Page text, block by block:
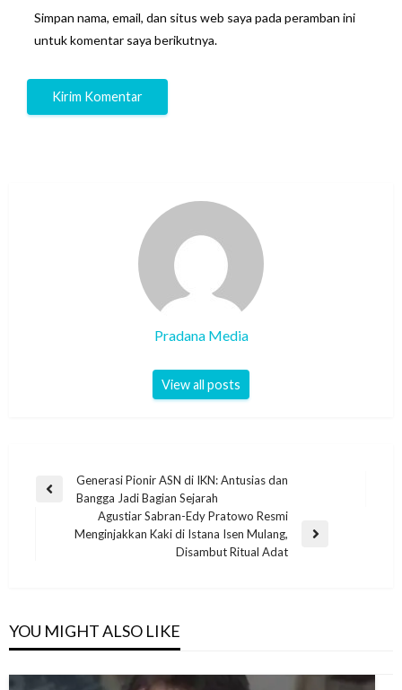
Simpan nama, email, dan situs web saya pada peramban ini
untuk komentar saya berikutnya.
Pradana Media
View all posts
Generasi Pionir ASN di IKN: Antusias dan
Bangga Jadi Bagian Sejarah
Agustiar Sabran-Edy Pratowo Resmi
Menginjakkan Kaki di Istana Isen Mulang,
Disambut Ritual Adat
YOU MIGHT ALSO LIKE